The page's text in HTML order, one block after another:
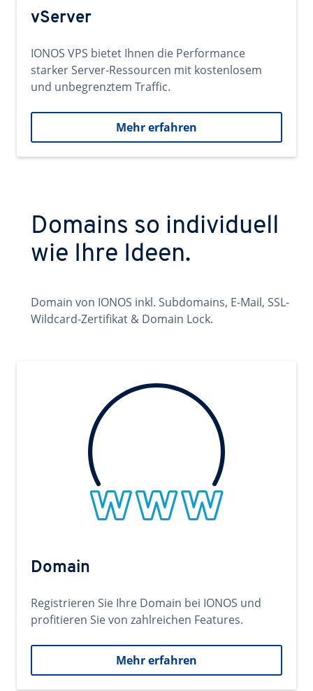
vServer
IONOS VPS bietet Ihnen die Performance
starker Server-Ressourcen mit kostenlosem
und unbegrenztem Traffic.
Mehr erfahren
Domains so individuell
wie Ihre Ideen.
Domain von IONOS inkl. Subdomains, E-Mail, SSL-
Wildcard-Zertifikat & Domain Lock.
Domain
Registrieren Sie Ihre Domain bei IONOS und
profitieren Sie von zahlreichen Features.
Mehr erfahren